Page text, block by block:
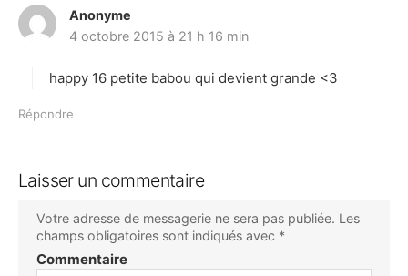
Anonyme
i
:
4 octobre 2015 à 21 h 16 min
happy 16 petite babou qui devient grande <3
Répondre
Laisser un commentaire
Votre adresse de messagerie ne sera pas publiée. Les
champs obligatoires sont indiqués avec *
Commentaire